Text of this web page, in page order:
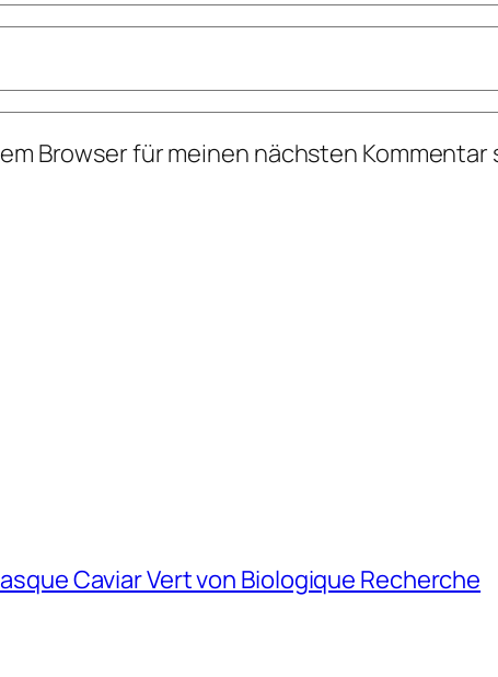
Browser für meinen nächsten Kommentar
Caviar Vert von Biologique Recherche